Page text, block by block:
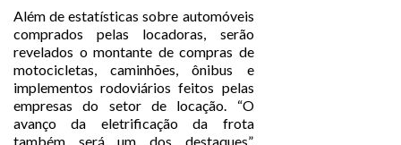
Além de estatísticas sobre automóveis
comprados pelas locadoras, serão
revelados o montante de compras de
motocicletas, caminhões, ônibus e
implementos rodoviários feitos pelas
empresas do setor de locação. “O
avanço da eletrificação da frota
também será um dos destaques”,